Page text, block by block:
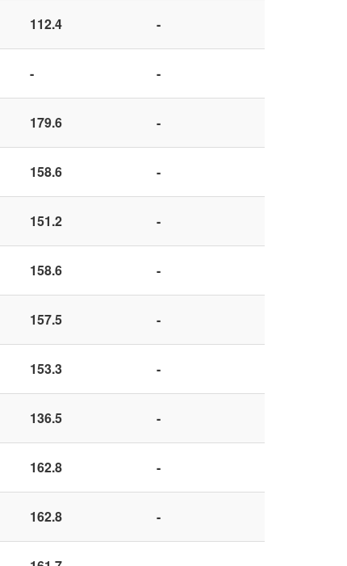
112.4 -
- -
179.6 -
158.6 -
151.2 -
158.6 -
157.5 -
153.3 -
136.5 -
162.8 -
162.8 -